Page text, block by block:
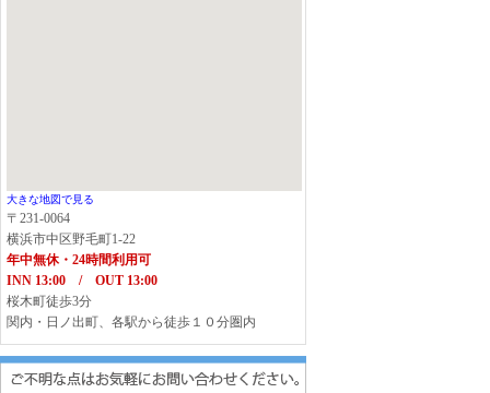
大きな地図で見る
〒231-0064
横浜市中区野毛町1-22
年中無休・24時間利用可
INN 13:00 / OUT 13:00
桜木町徒歩3分
関内・日ノ出町、各駅から徒歩１０分圏内